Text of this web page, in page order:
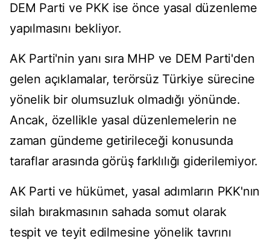
DEM Parti ve PKK ise önce yasal düzenleme
yapılmasını bekliyor.
AK Parti'nin yanı sıra MHP ve DEM Parti'den
gelen açıklamalar, terörsüz Türkiye sürecine
yönelik bir olumsuzluk olmadığı yönünde.
Ancak, özellikle yasal düzenlemelerin ne
zaman gündeme getirileceği konusunda
taraflar arasında görüş farklılığı giderilemiyor.
AK Parti ve hükümet, yasal adımların PKK'nın
silah bırakmasının sahada somut olarak
tespit ve teyit edilmesine yönelik tavrını